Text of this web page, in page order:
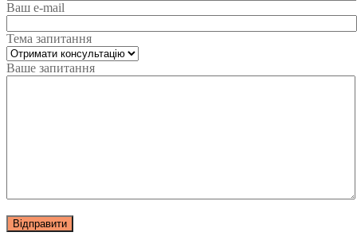
Ваш e-mail
Тема запитання
Ваше запитання